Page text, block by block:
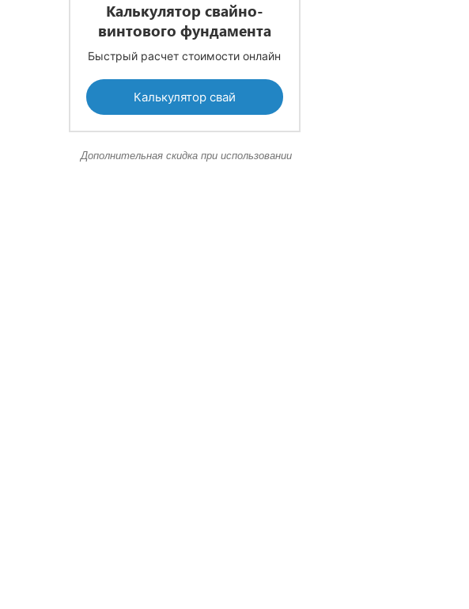
Калькулятор свайно-
винтового фундамента
Быстрый расчет стоимости онлайн
Калькулятор свай
Дополнительная скидка при использовании